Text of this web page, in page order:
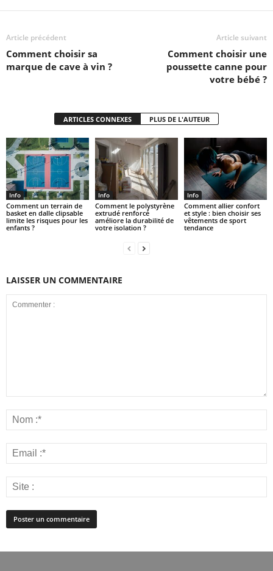
Article précédent
Comment choisir sa
marque de cave à vin ?
Article suivant
Comment choisir une
poussette canne pour
votre bébé ?
ARTICLES CONNEXES PLUS DE L'AUTEUR
Info
Comment un terrain de
basket en dalle clipsable
limite les risques pour les
enfants ?
Info
Comment le polystyrène
extrudé renforcé
améliore la durabilité de
votre isolation ?
Info
Comment allier confort
et style : bien choisir ses
vêtements de sport
tendance
LAISSER UN COMMENTAIRE